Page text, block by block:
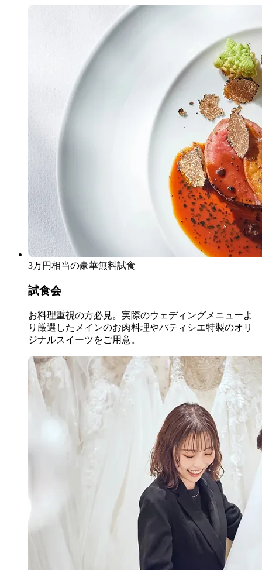
3万円相当の豪華無料試食
試食会
お料理重視の方必見。実際のウェディングメニューよ
り厳選したメインのお肉料理やパティシエ特製のオリ
ジナルスイーツをご用意。